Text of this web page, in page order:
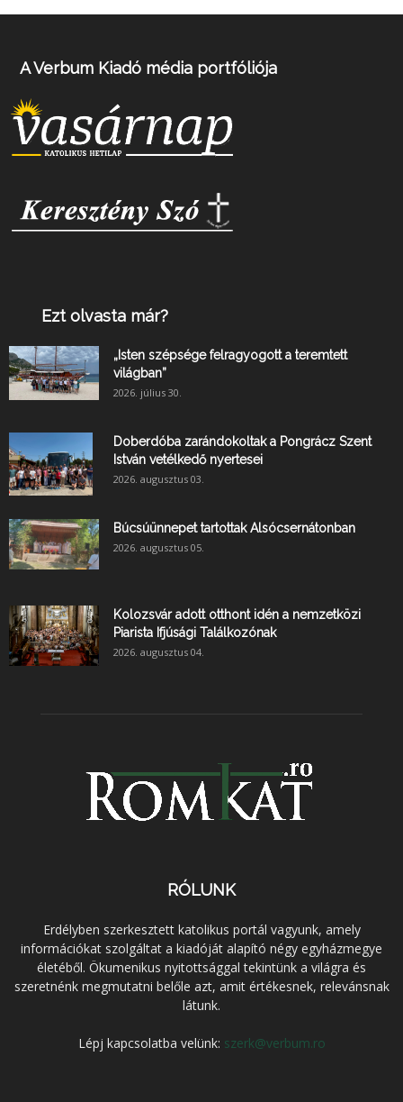
A Verbum Kiadó média portfóliója
Ezt olvasta már?
„Isten szépsége felragyogott a teremtett
világban”
2026. július 30.
Doberdóba zarándokoltak a Pongrácz Szent
István vetélkedő nyertesei
2026. augusztus 03.
Búcsúünnepet tartottak Alsócsernátonban
2026. augusztus 05.
Kolozsvár adott otthont idén a nemzetközi
Piarista Ifjúsági Találkozónak
2026. augusztus 04.
RÓLUNK
Erdélyben szerkesztett katolikus portál vagyunk, amely
információkat szolgáltat a kiadóját alapító négy egyházmegye
életéből. Ökumenikus nyitottsággal tekintünk a világra és
szeretnénk megmutatni belőle azt, amit értékesnek, relevánsnak
látunk.
Lépj kapcsolatba velünk: szerk@verbum.ro